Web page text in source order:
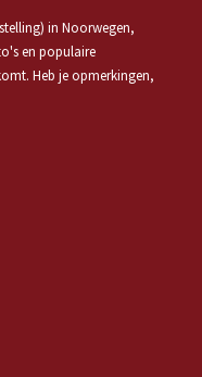
in Noorwegen,
en populaire
Heb je opmerkingen,